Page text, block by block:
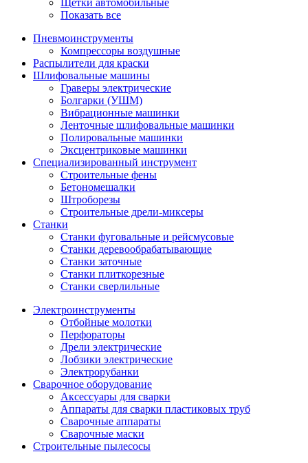
Щетки автомобильные
Показать все
Пневмоинструменты
Компрессоры воздушные
Распылители для краски
Шлифовальные машины
Граверы электрические
Болгарки (УШМ)
Вибрационные машинки
Ленточные шлифовальные машинки
Полировальные машинки
Эксцентриковые машинки
Специализированный инструмент
Строительные фены
Бетономешалки
Штроборезы
Строительные дрели-миксеры
Станки
Станки фуговальные и рейсмусовые
Станки деревообрабатывающие
Станки заточные
Станки плиткорезные
Станки сверлильные
Электроинструменты
Отбойные молотки
Перфораторы
Дрели электрические
Лобзики электрические
Электрорубанки
Сварочное оборудование
Аксессуары для сварки
Аппараты для сварки пластиковых труб
Сварочные аппараты
Сварочные маски
Строительные пылесосы